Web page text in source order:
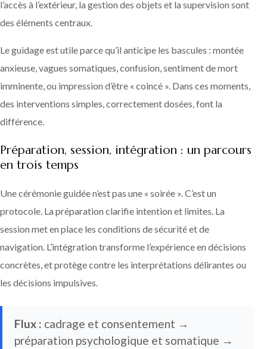
l’accès à l’extérieur, la gestion des objets et la supervision sont
des éléments centraux.
Le guidage est utile parce qu’il anticipe les bascules : montée
anxieuse, vagues somatiques, confusion, sentiment de mort
imminente, ou impression d’être « coincé ». Dans ces moments,
des interventions simples, correctement dosées, font la
différence.
Préparation, session, intégration : un parcours
en trois temps
Une cérémonie guidée n’est pas une « soirée ». C’est un
protocole. La préparation clarifie intention et limites. La
session met en place les conditions de sécurité et de
navigation. L’intégration transforme l’expérience en décisions
concrètes, et protège contre les interprétations délirantes ou
les décisions impulsives.
Flux : cadrage et consentement →
préparation psychologique et somatique →